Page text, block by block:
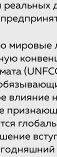
реальных
мировые
влияние